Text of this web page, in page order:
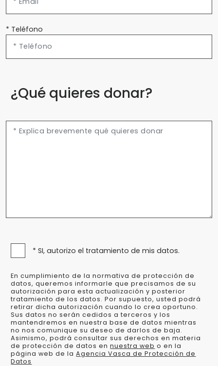
* Teléfono
¿Qué quieres donar?
* SI, autorizo el tratamiento de mis datos.
En cumplimiento de la normativa de protección de
datos, queremos informarle que precisamos de su
autorización para esta actualización y posterior
tratamiento de los datos. Por supuesto, usted podrá
retirar dicha autorización cuando lo crea oportuno.
Sus datos no serán cedidos a terceros y los
mantendremos en nuestra base de datos mientras
no nos comunique su deseo de darlos de baja.
Asimismo, podrá consultar sus derechos en materia
de protección de datos ennuestra web o en la
página web de laAgencia Vasca de Protección de
Datos